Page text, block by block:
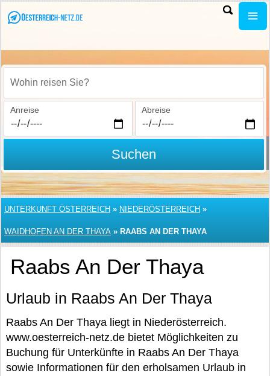
Wohin reisen Sie?
Anreise Abreise
Suchen
UNTERKUNFT ÖSTERREICH » NIEDERÖSTERREICH »
WAIDHOFEN AN DER THAYA » RAABS AN DER THAYA
Raabs An Der Thaya
Urlaub in Raabs An Der Thaya
Raabs An Der Thaya liegt in Niederösterreich.
www.oesterreich-netz.de bietet Möglichkeiten zu
Buchung für Unterkünfte in Raabs An Der Thaya
sowie Informationen für den erholsamen Urlaub in